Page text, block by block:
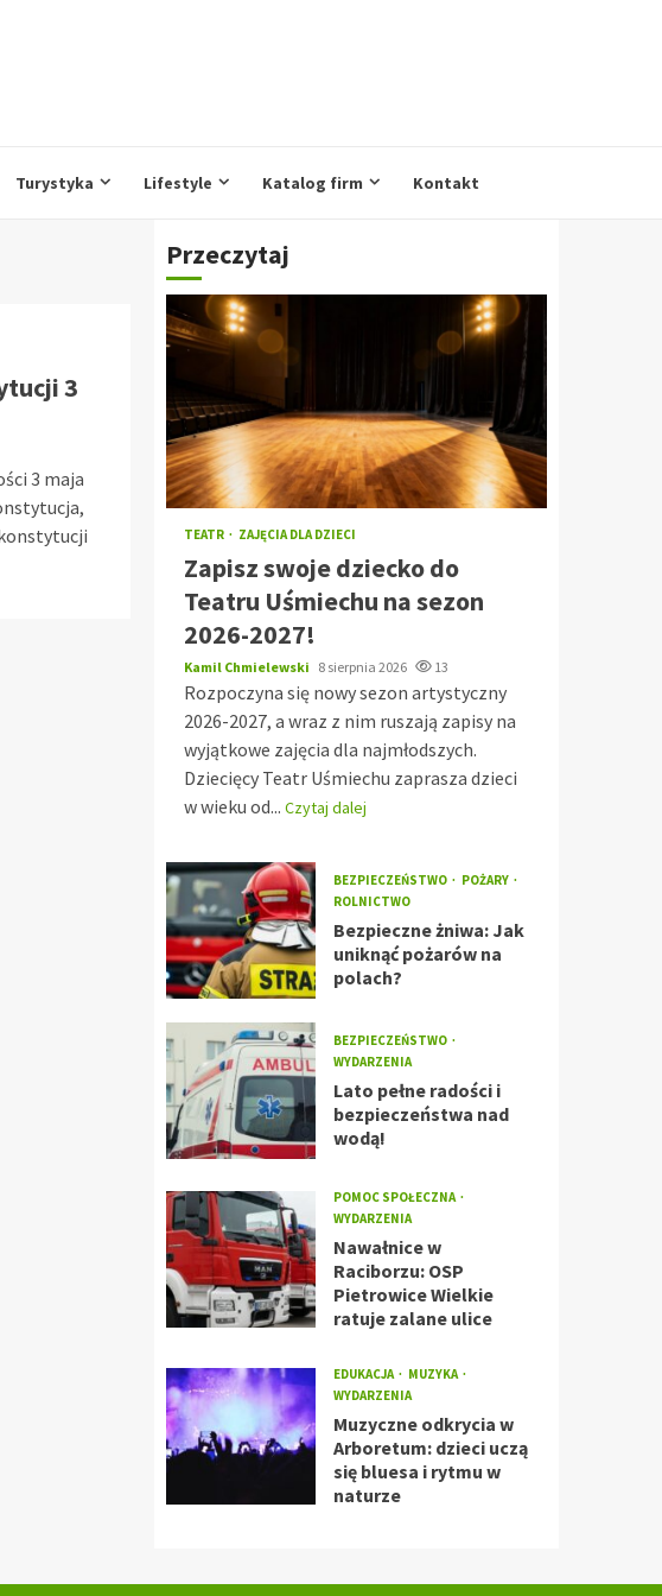
Turystyka Lifestyle Katalog firm Kontakt
3
3 maja
Przeczytaj
TEATR ZAJĘCIA DLA DZIECI
Zapisz swoje dziecko do
Teatru Uśmiechu na sezon
2026-2027!
Kamil Chmielewski 8 sierpnia 2026 13
Rozpoczyna się nowy sezon artystyczny
2026-2027, a wraz z nim ruszają zapisy na
wyjątkowe zajęcia dla najmłodszych.
Dziecięcy Teatr Uśmiechu zaprasza dzieci
w wieku od... Czytaj dalej
BEZPIECZEŃSTWO
POŻARY
ROLNICTWO
Bezpieczne żniwa: Jak
uniknąć pożarów na
polach?
BEZPIECZEŃSTWO
WYDARZENIA
Lato pełne radości i
bezpieczeństwa nad
wodą!
POMOC SPOŁECZNA
WYDARZENIA
Nawałnice w
Raciborzu: OSP
Pietrowice Wielkie
ratuje zalane ulice
EDUKACJA
MUZYKA
WYDARZENIA
Muzyczne odkrycia w
Arboretum: dzieci uczą
się bluesa i rytmu w
naturze